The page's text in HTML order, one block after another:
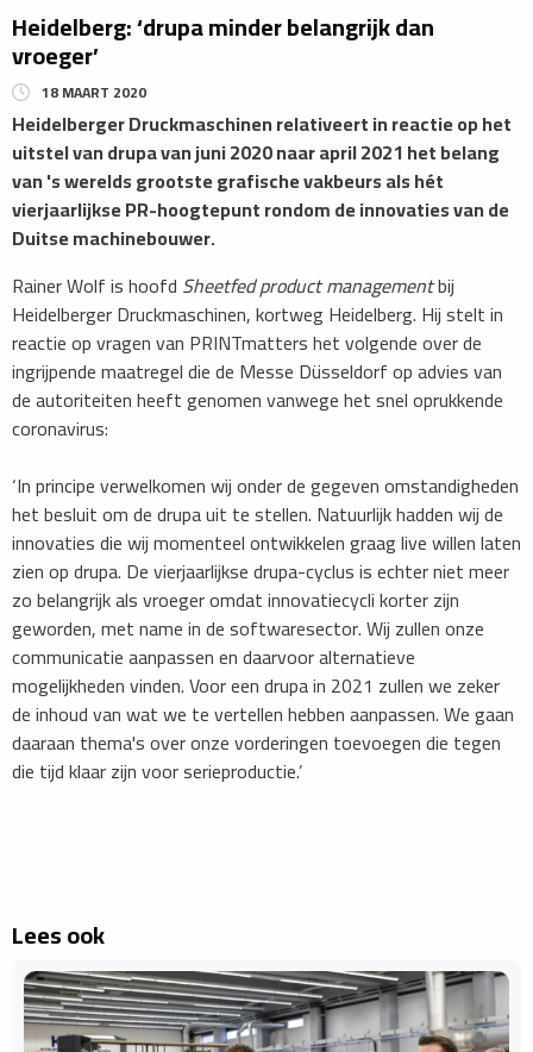
Heidelberg: ‘drupa minder belangrijk dan
vroeger’
18 MAART 2020
Heidelberger Druckmaschinen relativeert in reactie op het
uitstel van drupa van juni 2020 naar april 2021 het belang
van 's werelds grootste grafische vakbeurs als hét
vierjaarlijkse PR-hoogtepunt rondom de innovaties van de
Duitse machinebouwer.
Rainer Wolf is hoofd Sheetfed product managementbij
Heidelberger Druckmaschinen, kortweg Heidelberg. Hij stelt in
reactie op vragen van PRINTmatters het volgende over de
ingrijpende maatregel die de Messe Düsseldorf op advies van
de autoriteiten heeft genomen vanwege het snel oprukkende
coronavirus:
‘In principe verwelkomen wij onder de gegeven omstandigheden
het besluit om de drupa uit te stellen. Natuurlijk hadden wij de
innovaties die wij momenteel ontwikkelen graag live willen laten
zien op drupa. De vierjaarlijkse drupa-cyclus is echter niet meer
zo belangrijk als vroeger omdat innovatiecycli korter zijn
geworden, met name in de softwaresector. Wij zullen onze
communicatie aanpassen en daarvoor alternatieve
mogelijkheden vinden. Voor een drupa in 2021 zullen we zeker
de inhoud van wat we te vertellen hebben aanpassen. We gaan
daaraan thema's over onze vorderingen toevoegen die tegen
die tijd klaar zijn voor serieproductie.’
Lees ook